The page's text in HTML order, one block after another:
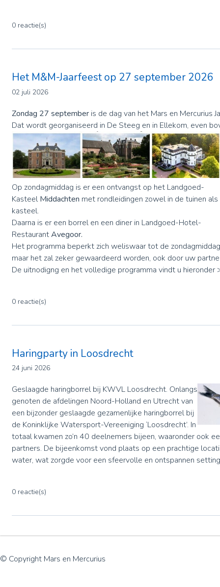
0 reactie(s)
Het M&M-Jaarfeest op 27 september 2026
02 juli 2026
Zondag 27 september is de dag van het Mars en Mercurius
Dat wordt georganiseerd in De Steeg en in Ellekom, even
Op zondagmiddag is er een ontvangst op het Landgoed-
KasteelMiddachten met rondleidingen zowel in de tuinen
kasteel.
Daarna is er een borrel en een diner in Landgoed-Hotel-
RestaurantAvegoor.
Het programma beperkt zich weliswaar tot de
maar het zal zeker gewaardeerd worden, ook door uw
De uitnodigng en het volledige programma vindt u hieronder
0 reactie(s)
Haringparty in Loosdrecht
24 juni 2026
Geslaagde haringborrel bij KWVL Loosdrecht. Onlangs
genoten de afdelingen Noord-Holland en Utrecht van
een bijzonder geslaagde gezamenlijke haringborrel bij
de Koninklijke Watersport-Vereeniging ‘Loosdrecht’. In
totaal kwamen zo’n 40 deelnemers bijeen, waaronder ook
partners. De bijeenkomst vond plaats op een prachtige
water, wat zorgde voor een sfeervolle en ontspannen
0 reactie(s)
© Copyright Mars en Mercurius